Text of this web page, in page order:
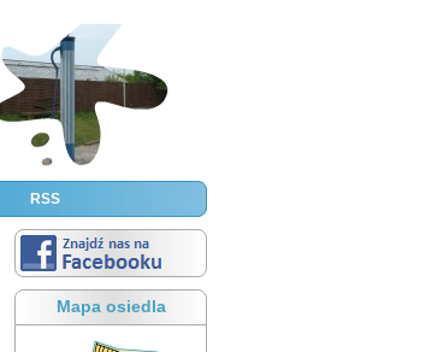
RSS
Mapa osiedla